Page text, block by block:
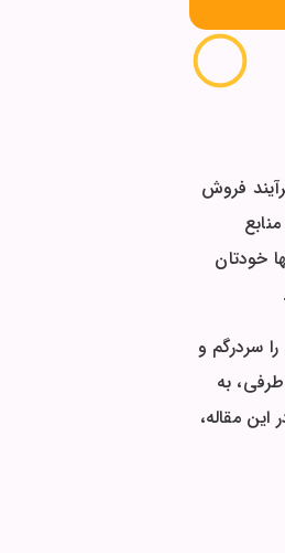
فروش
خودتان
سردرگم و
به
مقاله،